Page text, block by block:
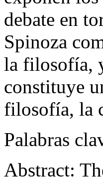
debate en
Spinoza
la filosofía,
constituye
filosofía, la
Palabras
Abstract: